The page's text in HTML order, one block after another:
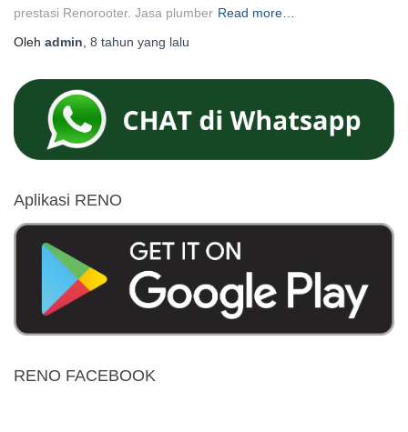
prestasi Renorooter. Jasa plumber Read more…
Oleh admin 8 tahun yang lalu
Aplikasi RENO
RENO FACEBOOK